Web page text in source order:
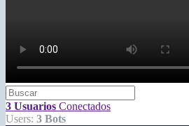
3 Usuarios Conectados
Users: 3 Bots